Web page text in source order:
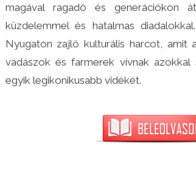
magával ragadó és generációkon
küzdelemmel és hatalmas
Nyugaton zajló kulturális harcot, amit
vadászok és farmerek vívnak
egyik legikonikusabb vidékét.